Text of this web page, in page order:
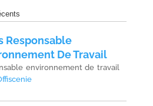
Responsable
De Travail
environnement de travail